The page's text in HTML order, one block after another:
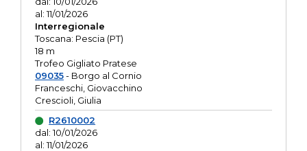
al: 11/01/2026
Interregionale
Toscana: Pescia (PT)
18 m
Trofeo Gigliato Pratese
09035- Borgo al Cornio
Franceschi, Giovacchino
Crescioli, Giulia
R2610002
dal: 10/01/2026
al: 11/01/2026